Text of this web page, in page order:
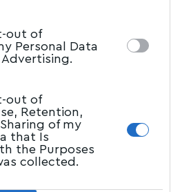
out of
Personal Data
out of
Retention,
of my
that Is
the Purposes
collected.